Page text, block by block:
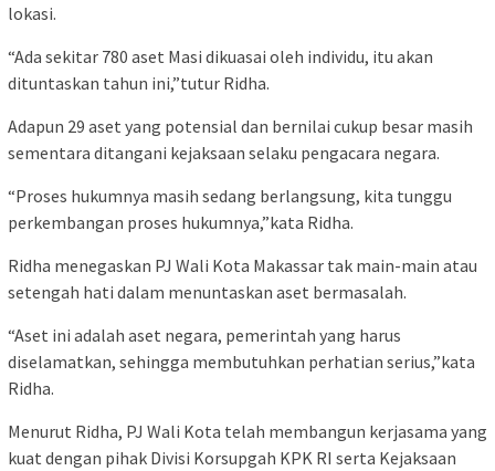
lokasi.
“Ada sekitar 780 aset Masi dikuasai oleh individu, itu akan
dituntaskan tahun ini,”tutur Ridha.
Adapun 29 aset yang potensial dan bernilai cukup besar masih
sementara ditangani kejaksaan selaku pengacara negara.
“Proses hukumnya masih sedang berlangsung, kita tunggu
perkembangan proses hukumnya,”kata Ridha.
Ridha menegaskan PJ Wali Kota Makassar tak main-main atau
setengah hati dalam menuntaskan aset bermasalah.
“Aset ini adalah aset negara, pemerintah yang harus
diselamatkan, sehingga membutuhkan perhatian serius,”kata
Ridha.
Menurut Ridha, PJ Wali Kota telah membangun kerjasama yang
kuat dengan pihak Divisi Korsupgah KPK RI serta Kejaksaan